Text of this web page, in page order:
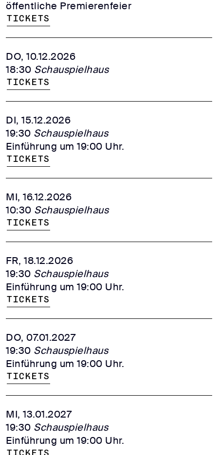
öffentliche Premierenfeier
Tickets
DO, 10.12.2026
18:30 Schauspielhaus
Tickets
DI, 15.12.2026
19:30 Schauspielhaus
Einführung um 19:00 Uhr.
Tickets
MI, 16.12.2026
10:30 Schauspielhaus
Tickets
FR, 18.12.2026
19:30 Schauspielhaus
Einführung um 19:00 Uhr.
Tickets
DO, 07.01.2027
19:30 Schauspielhaus
Einführung um 19:00 Uhr.
Tickets
MI, 13.01.2027
19:30 Schauspielhaus
Einführung um 19:00 Uhr.